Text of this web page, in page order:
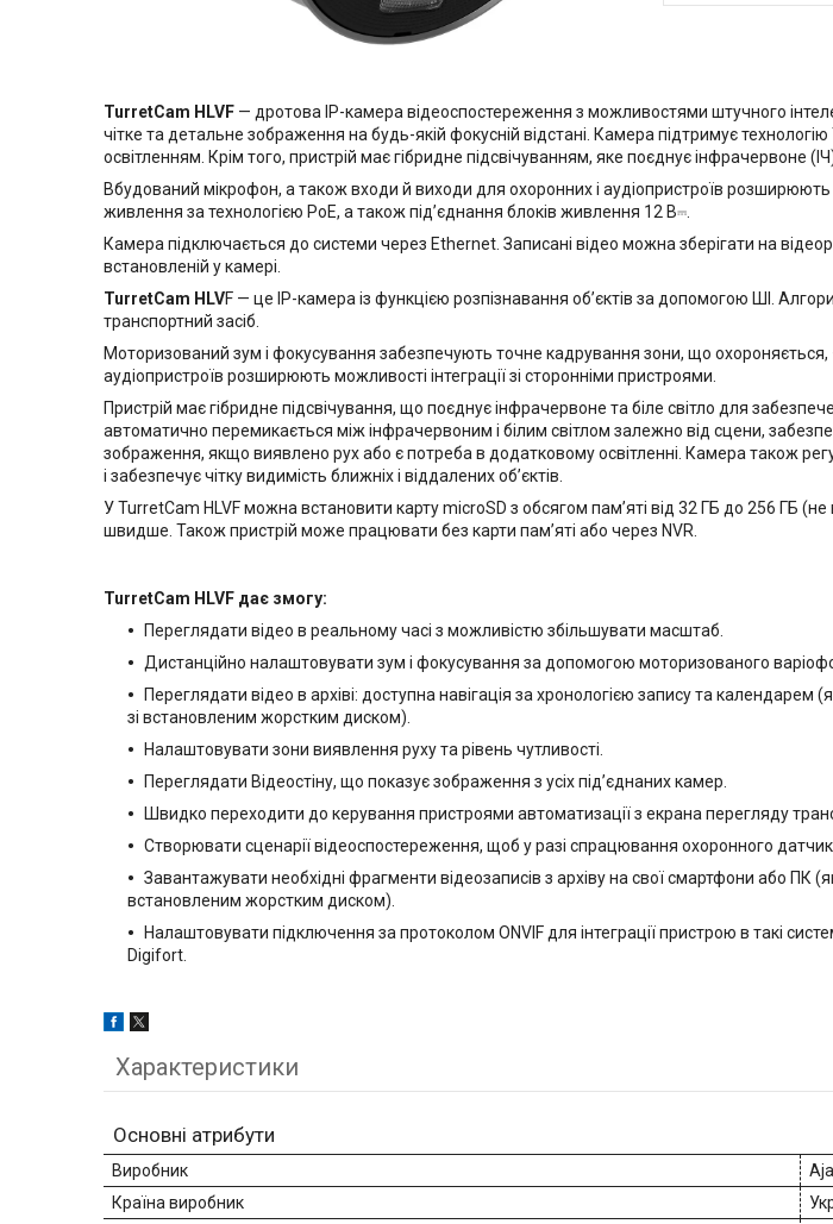
TurretCam HLVF — дротова IP-камера відеоспостереження з можливостями штучного
чітке та детальне зображення на будь-якій фокусній відстані. Камера підтримує
освітленням. Крім того, пристрій має гібридне підсвічуванням, яке поєднує інфрачервоне
Вбудований мікрофон, а також входи й виходи для охоронних і аудіопристроїв
живлення за технологією PoE, а також підʼєднання блоків живлення 12 В⎓.
Камера підключається до системи через Ethernet. Записані відео можна зберігати на
встановленій у камері.
TurretCam HLVF — це IP-камера із функцією розпізнавання обʼєктів за допомогою ШІ.
транспортний засіб.
Моторизований зум і фокусування забезпечують точне кадрування зони, що
аудіопристроїв розширюють можливості інтеграції зі сторонніми пристроями.
Пристрій має гібридне підсвічування, що поєднує інфрачервоне та біле світло для
автоматично перемикається між інфрачервоним і білим світлом залежно від сцени,
зображення, якщо виявлено рух або є потреба в додатковому освітленні. Камера також
і забезпечує чітку видимість ближніх і віддалених об’єктів.
У TurretCam HLVF можна встановити карту microSD з обсягом памʼяті від 32 ГБ до 256 ГБ
швидше. Також пристрій може працювати без карти памʼяті або через NVR.
TurretCam HLVF дає змогу:
Переглядати відео в реальному часі з можливістю збільшувати масштаб.
Дистанційно налаштовувати зум і фокусування за допомогою моторизованого
Переглядати відео в архіві: доступна навігація за хронологією запису та
зі встановленим жорстким диском).
Налаштовувати зони виявлення руху та рівень чутливості.
Переглядати Відеостіну, що показує зображення з усіх під’єднаних камер.
Швидко переходити до керування пристроями автоматизації з екрана перегляду
Створювати сценарії відеоспостереження, щоб у разі спрацювання охоронного
Завантажувати необхідні фрагменти відеозаписів з архіву на свої смартфони або ПК
встановленим жорстким диском).
Налаштовувати підключення за протоколом ONVIF для інтеграції пристрою в такі
Digifort.
Характеристики
Основні атрибути
Виробник
Країна виробник